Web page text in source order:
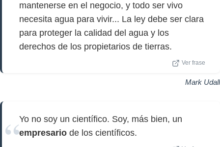
mantenerse en el negocio, y todo ser vivo
necesita agua para vivir... La ley debe ser clara
para proteger la calidad del agua y los
derechos de los propietarios de tierras.
Ver frase
Mark Udall
Yo no soy un científico. Soy, más bien, un
empresario de los científicos.